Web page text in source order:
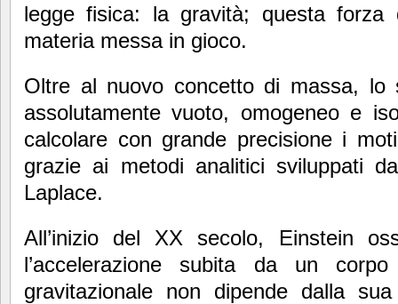
legge fisica: la gravità; questa forza
materia messa in gioco.
Oltre al nuovo concetto di massa, lo
assolutamente vuoto, omogeneo e
calcolare con grande precisione i
grazie ai metodi analitici sviluppati
Laplace.
All’inizio del XX secolo, Einstein
l’accelerazione subita da un corpo
gravitazionale non dipende dalla